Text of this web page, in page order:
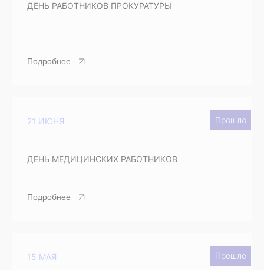
ДЕНЬ РАБОТНИКОВ ПРОКУРАТУРЫ
Подробнее
Прошло
21 ИЮНЯ
ДЕНЬ МЕДИЦИНСКИХ РАБОТНИКОВ
Подробнее
Прошло
15 МАЯ